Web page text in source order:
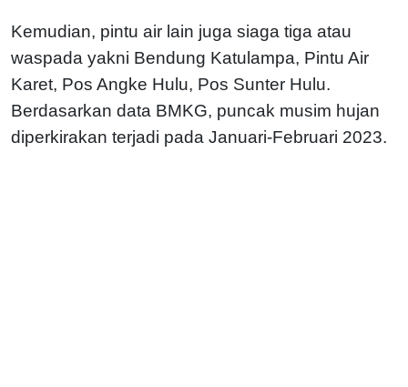
Kemudian, pintu air lain juga siaga tiga atau
waspada yakni Bendung Katulampa, Pintu Air
Karet, Pos Angke Hulu, Pos Sunter Hulu.
Berdasarkan data BMKG, puncak musim hujan
diperkirakan terjadi pada Januari-Februari 2023.